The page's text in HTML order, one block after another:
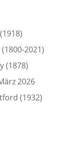
2021)
(1878)
2026
(1932)